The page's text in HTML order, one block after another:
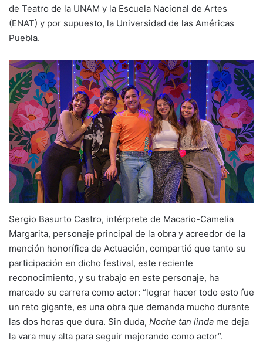
de Teatro de la UNAM y la Escuela Nacional de Artes
(ENAT) y por supuesto, la Universidad de las Américas
Puebla.
Sergio Basurto Castro, intérprete de Macario-Camelia
Margarita, personaje principal de la obra y acreedor de la
mención honorífica de Actuación, compartió que tanto su
participación en dicho festival, este reciente
reconocimiento, y su trabajo en este personaje, ha
marcado su carrera como actor: “lograr hacer todo esto fue
un reto gigante, es una obra que demanda mucho durante
las dos horas que dura. Sin duda, Noche tan linda me deja
la vara muy alta para seguir mejorando como actor”.